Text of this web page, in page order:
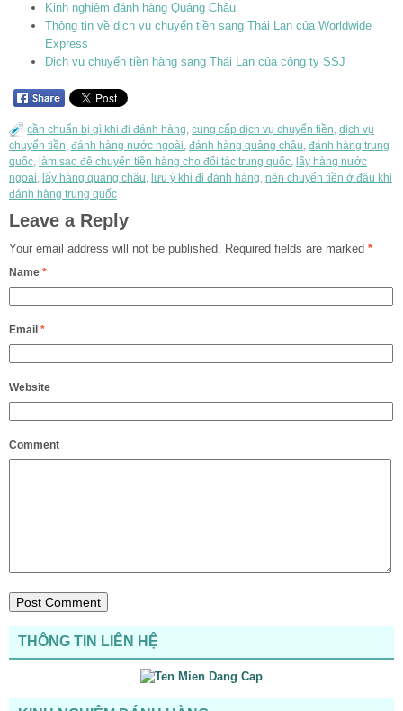
Kinh nghiệm đánh hàng Quảng Châu
Thông tin về dịch vụ chuyển tiền sang Thái Lan của Worldwide
Express
Dịch vụ chuyển tiền hàng sang Thái Lan của công ty SSJ
cần chuẩn bị gì khi đi đánh hàng, cung cấp dịch vụ chuyển tiền, dịch vụ
chuyển tiền, đánh hàng nước ngoài, đánh hàng quảng châu, đánh hàng trung
quốc, làm sao đê chuyển tiền hàng cho đối tác trung quốc, lấy hàng nước
ngoài, lấy hàng quảng châu, lưu ý khi đi đánh hàng, nên chuyển tiền ở đâu khi
đánh hàng trung quốc
Leave a Reply
Your email address will not be published. Required fields are marked *
Name *
Email *
Website
Comment
THÔNG TIN LIÊN HỆ